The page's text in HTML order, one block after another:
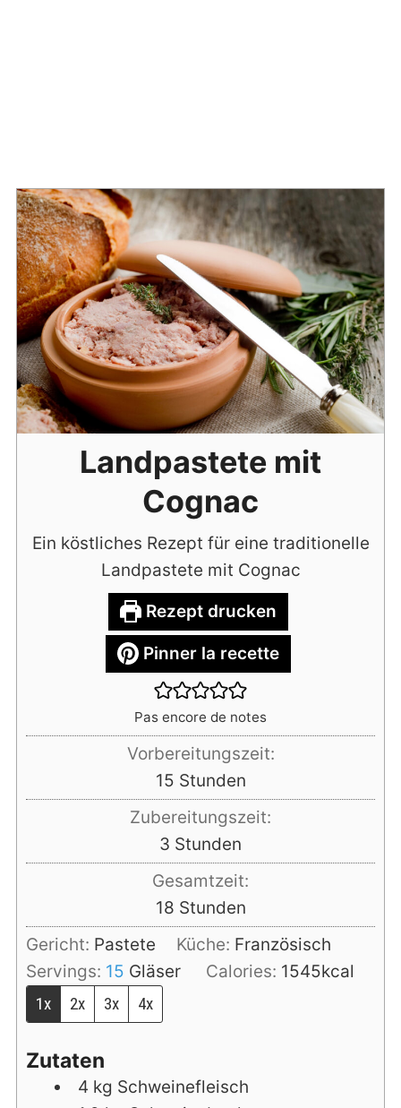
Landpastete mit
Cognac
Ein köstliches Rezept für eine traditionelle
Landpastete mit Cognac
Rezept drucken
Pinner la recette
Pas encore de notes
Vorbereitungszeit:
15Stunden
Stunden
Zubereitungszeit:
3 Stunden
Stunden
Gesamtzeit:
18Stunden
Stunden
Gericht: Pastete Küche: Französisch
Servings: 15 Gläser Calories: 1545kcal
1x
2x 3x 4x
Zutaten
4 kg Schweinefleisch